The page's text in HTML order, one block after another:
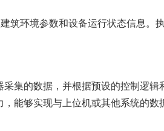
环境参数和设备运行状态信息。执
的数据，并根据预设的控制逻辑
能够实现与上位机或其他系统的数